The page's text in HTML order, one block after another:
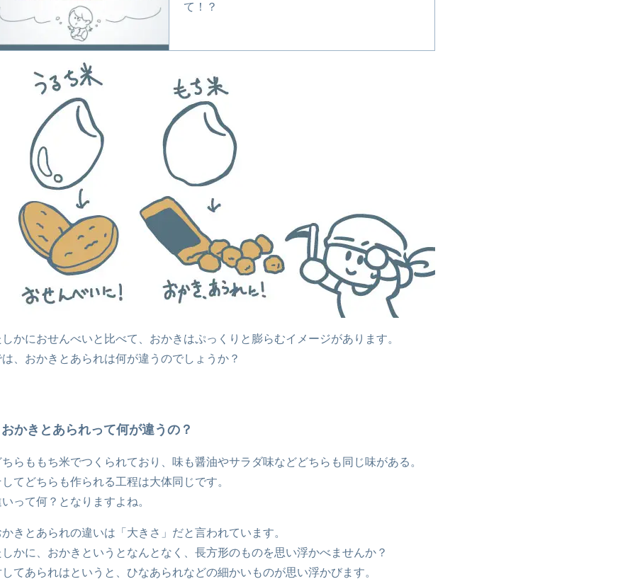
て！？
かにおせんべいと比べて、おかきはぷっくりと膨らむイメージがあります。
、おかきとあられは何が違うのでしょうか？
おかきとあられって何が違うの？
らももち米でつくられており、味も醤油やサラダ味などどちらも同じ味がある。
てどちらも作られる工程は大体同じです。
って何？となりますよね。
きとあられの違いは「大きさ」だと言われています。
かに、おかきというとなんとなく、長方形のものを思い浮かべませんか？
てあられはというと、ひなあられなどの細かいものが思い浮かびます。